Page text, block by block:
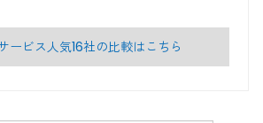
ービス人気16社の比較はこちら